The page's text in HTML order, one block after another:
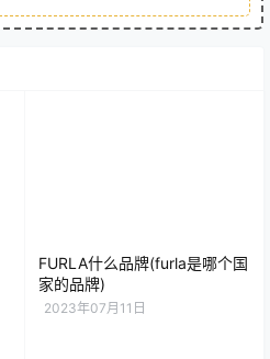
FURLA什么品牌(furla是哪个国
家的品牌)
2023年07月11日